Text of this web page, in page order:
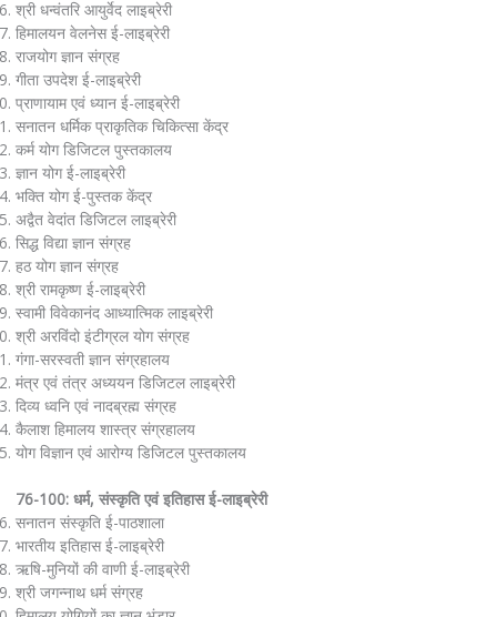
श्री धन्वंतरि आयुर्वेद लाइब्रेरी
हिमालयन वेलनेस ई-लाइब्रेरी
राजयोग ज्ञान संग्रह
गीता उपदेश ई-लाइब्रेरी
प्राणायाम एवं ध्यान ई-लाइब्रेरी
सनातन धर्मिक प्राकृतिक चिकित्सा केंद्र
कर्म योग डिजिटल पुस्तकालय
ज्ञान योग ई-लाइब्रेरी
भक्ति योग ई-पुस्तक केंद्र
अद्वैत वेदांत डिजिटल लाइब्रेरी
सिद्ध विद्या ज्ञान संग्रह
हठ योग ज्ञान संग्रह
श्री रामकृष्ण ई-लाइब्रेरी
स्वामी विवेकानंद आध्यात्मिक लाइब्रेरी
श्री अरविंदो इंटीग्रल योग संग्रह
गंगा-सरस्वती ज्ञान संग्रहालय
मंत्र एवं तंत्र अध्ययन डिजिटल लाइब्रेरी
दिव्य ध्वनि एवं नादब्रह्म संग्रह
कैलाश हिमालय शास्त्र संग्रहालय
योग विज्ञान एवं आरोग्य डिजिटल पुस्तकालय
76-100: धर्म, संस्कृति एवं इतिहास ई-लाइब्रेरी
सनातन संस्कृति ई-पाठशाला
भारतीय इतिहास ई-लाइब्रेरी
ऋषि-मुनियों की वाणी ई-लाइब्रेरी
श्री जगन्नाथ धर्म संग्रह